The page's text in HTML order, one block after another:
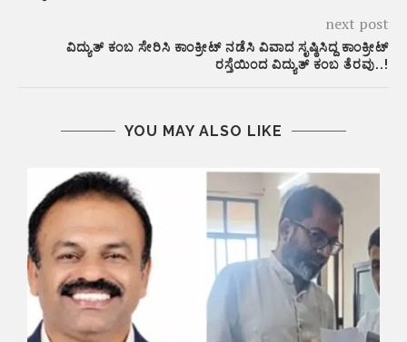
next post
ವಿದ್ಯುತ್ ಕಂಬ ಸೇರಿಸಿ ಕಾಂಕ್ರೀಟ್ ನಡೆಸಿ ವಿವಾದ ಸೃಷ್ಠಿಸಿದ್ದ ಕಾಂಕ್ರೀಟ್
ರಸ್ತೆಯಿಂದ ವಿದ್ಯುತ್ ಕಂಬ ತೆರವು..!
YOU MAY ALSO LIKE